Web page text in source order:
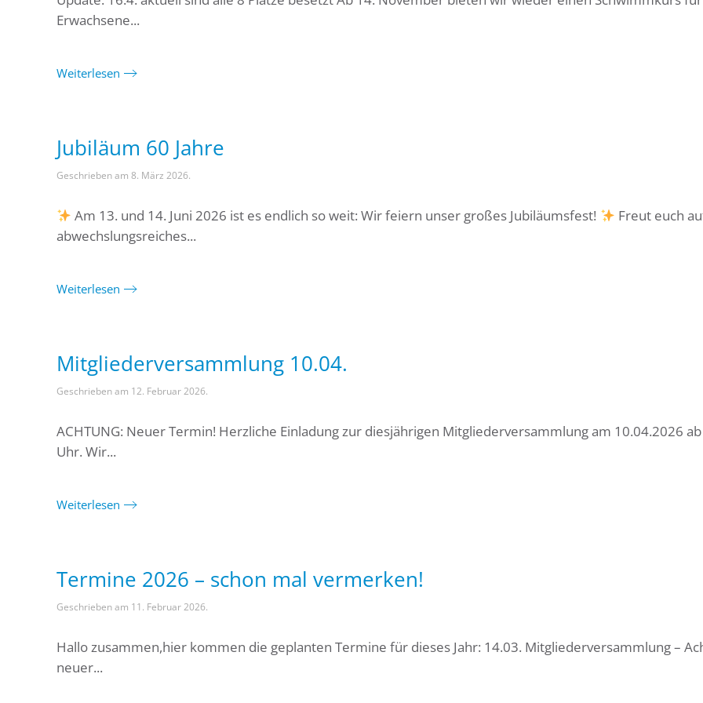
Erwachsene...
Weiterlesen
Jubiläum 60 Jahre
Geschrieben am 8. März 2026.
Am 13. und 14. Juni 2026 ist es endlich so weit: Wir feiern unser großes Jubiläumsfest!
Freut euch
abwechslungsreiches...
Weiterlesen
Mitgliederversammlung 10.04.
Geschrieben am 12. Februar 2026.
ACHTUNG: Neuer Termin! Herzliche Einladung zur diesjährigen Mitgliederversammlung am 10.04.2026
Uhr. Wir...
Weiterlesen
Termine 2026 – schon mal vermerken!
Geschrieben am 11. Februar 2026.
Hallo zusammen,hier kommen die geplanten Termine für dieses Jahr: 14.03. Mitgliederversammlung –
neuer...